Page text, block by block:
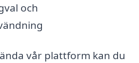
och
vår plattform kan du